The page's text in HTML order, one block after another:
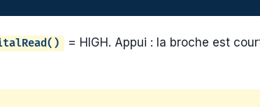
= HIGH. Appui : la broche est